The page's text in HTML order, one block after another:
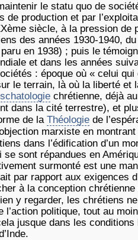
le statu quo de
production et par
siècle, à la pression de
des années 1930-1940,
en 1938) ; puis le
et dans les années
: époque où « celui
le terrain, là où la liberté
chrétienne, déjà
dans la cité terrestre), et
de la Théologie de
marxiste en montrant
dans l’édification d’un
sont répandues en
surmonté est une
par rapport aux exigences
à la conception chrétienne
y regarder, les chrétiens
politique, tout au
jusque dans les